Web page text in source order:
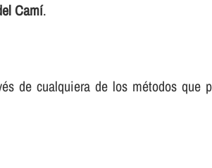
Camí.
de cualquiera de los métodos que